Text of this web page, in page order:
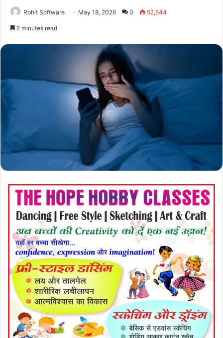
Rohit Software May 18, 2026 0 52,544
2 minutes read